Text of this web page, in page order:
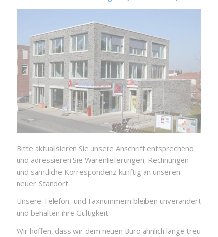
Bitte aktualisieren Sie unsere Anschrift entsprechend
und adressieren Sie Warenlieferungen, Rechnungen
und sämtliche Korrespondenz künftig an unseren
neuen Standort.
Unsere Telefon- und Faxnummern bleiben unverändert
und behalten ihre Gültigkeit.
Wir hoffen, dass wir dem neuen Büro ähnlich lange treu